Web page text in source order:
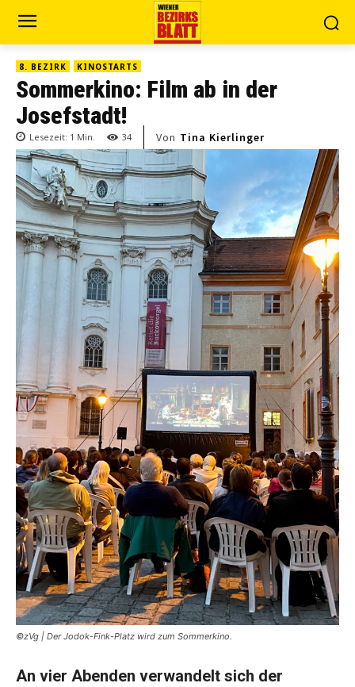
8. BEZIRK KINOSTARTS
Sommerkino: Film ab in der
Josefstadt!
Lesezeit: 1 Min. 34 Von Tina Kierlinger
©zVg | Der Jodok-Fink-Platz wird zum Sommerkino.
An vier Abenden verwandelt sich der